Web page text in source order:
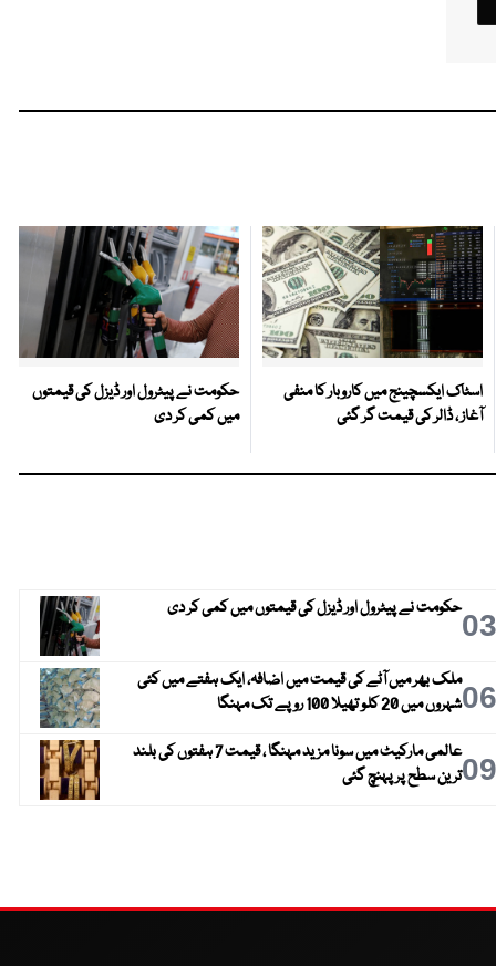
اسٹاک ایکسچینج میں کاروبار کا منفی
آغاز ، ڈالر کی قیمت گر گئی
حکومت نے پیٹرول اور ڈیزل کی قیمتوں
میں کمی کر دی
03حکومت نے پیٹرول اور ڈیزل کی قیمتوں میں کمی کر دی
06ملک بھر میں آٹے کی قیمت میں اضافہ، ایک ہفتے میں کئی
شہروں میں 20 کلو تھیلا 100 روپے تک مہنگا
09
عالمی مارکیٹ میں سونا مزید مہنگا ، قیمت 7 ہفتوں کی بلند
ترین سطح پر پہنچ گئی